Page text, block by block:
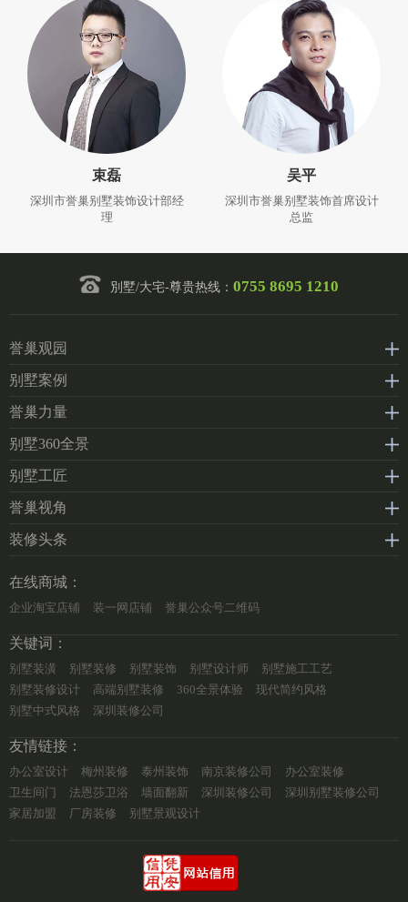
束磊
深圳市誉巢别墅装饰设计部经
理
吴平
深圳市誉巢别墅装饰首席设计
总监
別墅/大宅-尊贵热线： 0755 8695 1210
誉巢观园
别墅案例
誉巢力量
别墅360全景
别墅工匠
誉巢视角
装修头条
在线商城：
企业淘宝店铺 装一网店铺 誉巢公众号二维码
关键词：
别墅装潢 别墅装修 别墅装饰 别墅设计师
别墅施工工艺
别墅装修设计
高端别墅装修 360全景体验
现代简约风格
别墅中式风格
深圳装修公司
友情链接：
办公室设计 梅州装修 泰州装饰 南京装修公司
办公室装修
卫生间门
法恩莎卫浴 墙面翻新 深圳装修公司
深圳别墅装修公司
家居加盟
厂房装修 别墅景观设计